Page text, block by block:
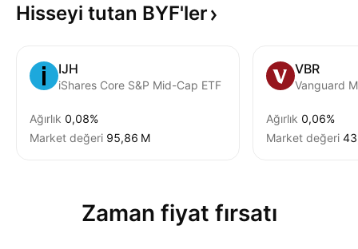
Hisseyi tutan BYF'ler
IJH
iShares Core S&P Mid-Cap ETF
Ağırlık 0,08%
Market değeri ‪95,86 M‬
VBR
Ağırlık 0,06%
Market değeri
Zaman fiyat fırsatı